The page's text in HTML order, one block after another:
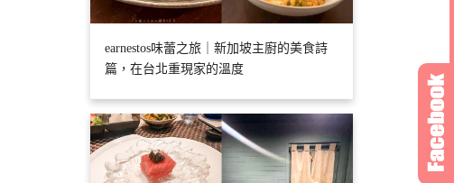
earnestos味蕾之旅｜新加坡主廚的美食詩
篇，在台北重現家的溫度